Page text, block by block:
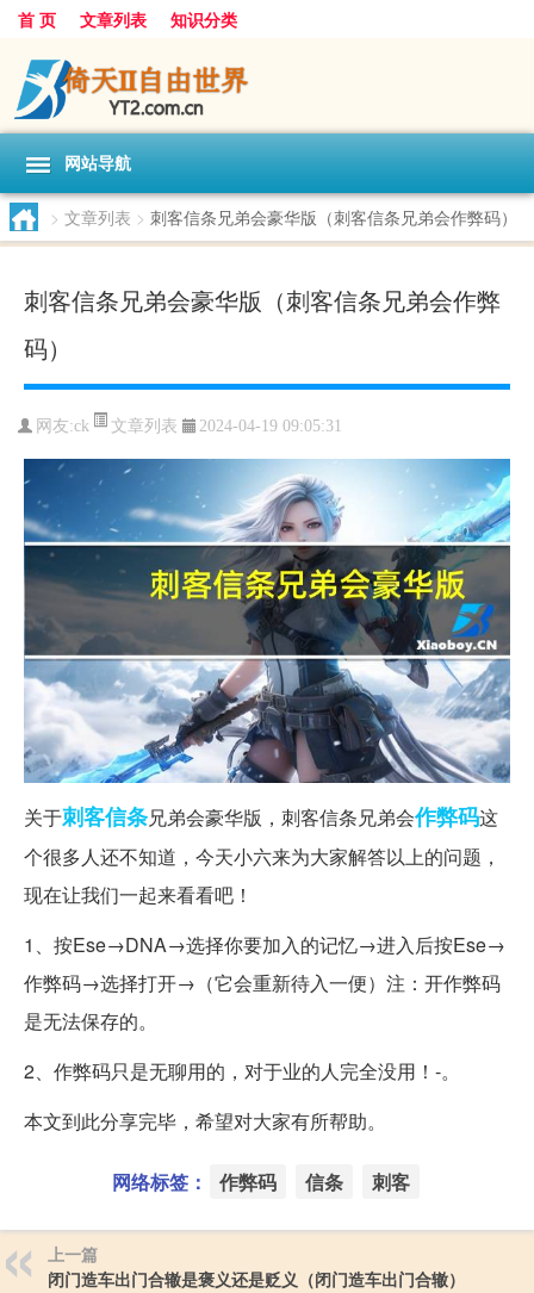
首 页 文章列表 知识分类
网站导航
> 文章列表 > 刺客信条兄弟会豪华版（刺客信条兄弟会作弊码）
刺客信条兄弟会豪华版（刺客信条兄弟会作弊
码）
网友:ck 文章列表 2024-04-19 09:05:31
关于刺客信条兄弟会豪华版，刺客信条兄弟会作弊码这
个很多人还不知道，今天小六来为大家解答以上的问题，
现在让我们一起来看看吧！
1、按Ese→DNA→选择你要加入的记忆→进入后按Ese→
作弊码→选择打开→（它会重新待入一便）注：开作弊码
是无法保存的。
2、作弊码只是无聊用的，对于业的人完全没用！-。
本文到此分享完毕，希望对大家有所帮助。
网络标签： 作弊码 信条 刺客
上一篇
闭门造车出门合辙是褒义还是贬义（闭门造车出门合辙）